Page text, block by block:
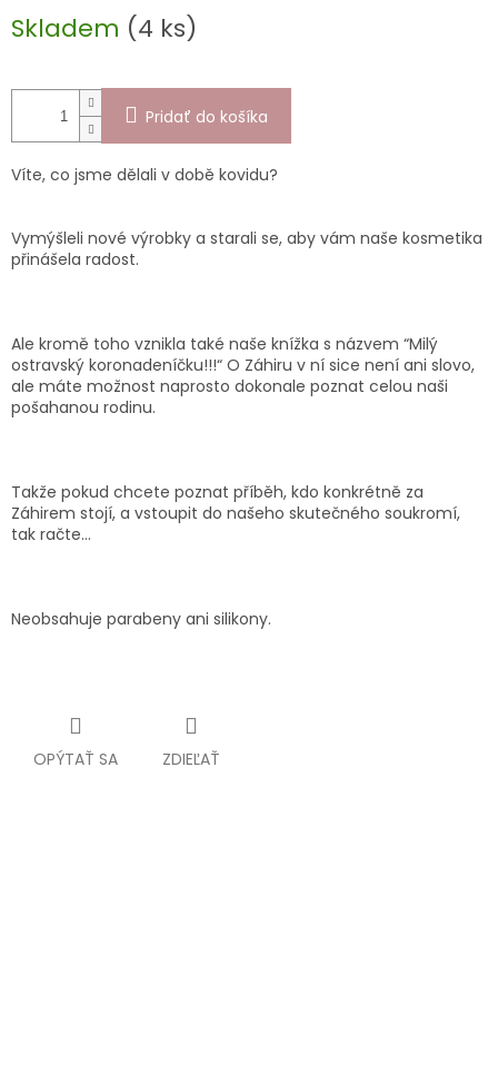
cena:
Skladem (4 ks)
Pridať do košíka
Víte, co jsme dělali v době kovidu?
Vymýšleli nové výrobky a starali se, aby vám naše kosmetika
přinášela radost.
Ale kromě toho vznikla také naše knížka s názvem “Milý
ostravský koronadeníčku!!!“ O Záhiru v ní sice není ani slovo,
ale máte možnost naprosto dokonale poznat celou naši
pošahanou rodinu.
Takže pokud chcete poznat příběh, kdo konkrétně za
Záhirem stojí, a vstoupit do našeho skutečného soukromí,
tak račte…
Neobsahuje parabeny ani silikony.
OPÝTAŤ SA ZDIEĽAŤ